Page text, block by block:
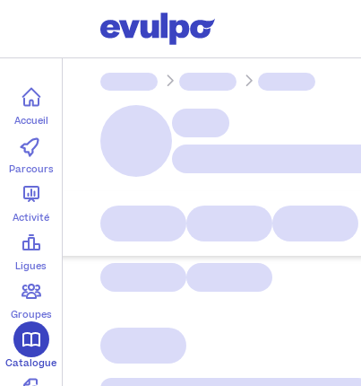
Accueil
Parcours
Activité
Ligues
Groupes
Catalogue
Parcours
Groupes